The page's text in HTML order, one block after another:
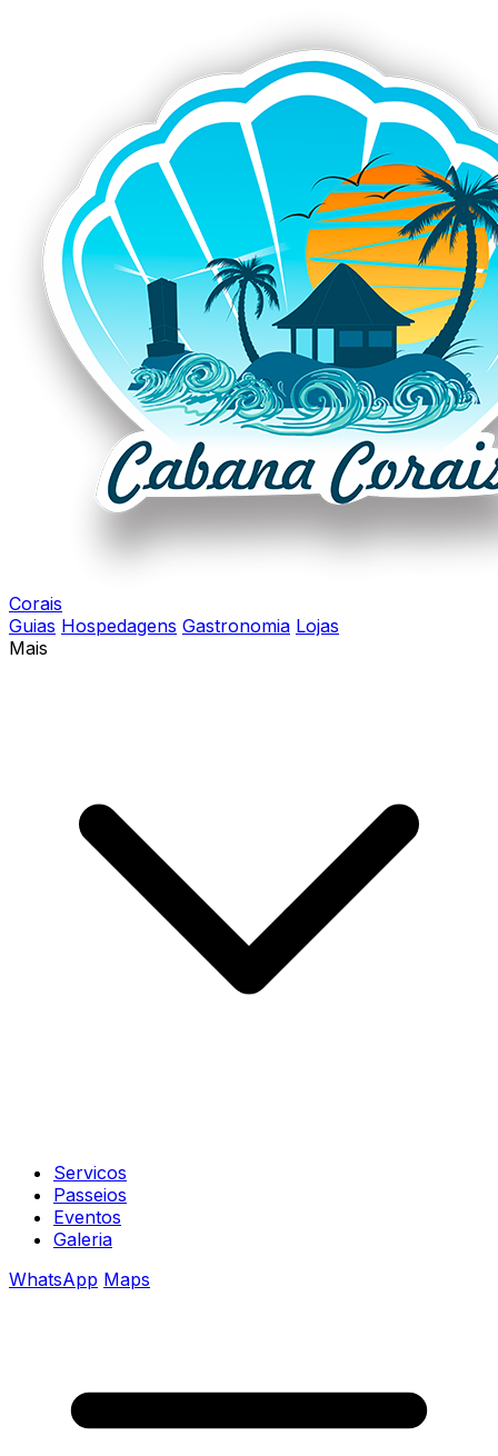
Corais
Guias Hospedagens Gastronomia Lojas
Mais
Servicos
Passeios
Eventos
Galeria
WhatsApp Maps